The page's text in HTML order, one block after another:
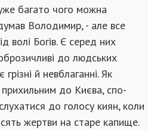
багато чого можна
Володимир, - але все
волі Богів. Є серед них
до людських
гріз­ні й невблаганні. Як
прихильним до Києва, спо­
до голосу киян, коли
жертви на старе капище.